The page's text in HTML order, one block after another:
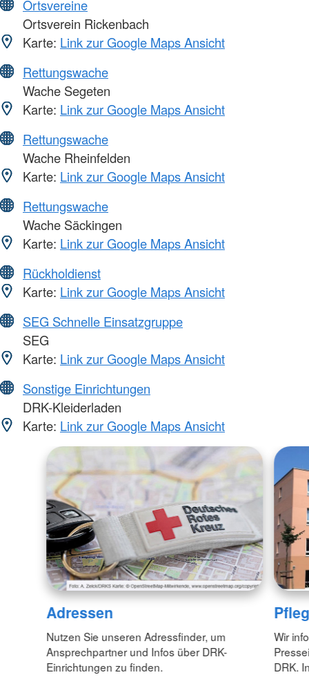
Ortsvereine
Ortsverein Rickenbach
Karte: Link zur Google Maps Ansicht
Rettungswache
Wache Segeten
Karte: Link zur Google Maps Ansicht
Rettungswache
Wache Rheinfelden
Karte: Link zur Google Maps Ansicht
Rettungswache
Wache Säckingen
Karte: Link zur Google Maps Ansicht
Rückholdienst
Karte: Link zur Google Maps Ansicht
SEG Schnelle Einsatzgruppe
SEG
Karte: Link zur Google Maps Ansicht
Sonstige Einrichtungen
DRK-Kleiderladen
Karte: Link zur Google Maps Ansicht
Adressen
Nutzen Sie unseren Adressfinder, um
Ansprechpartner und Infos über DRK-
Einrichtungen zu finden.
Wir
DRK.